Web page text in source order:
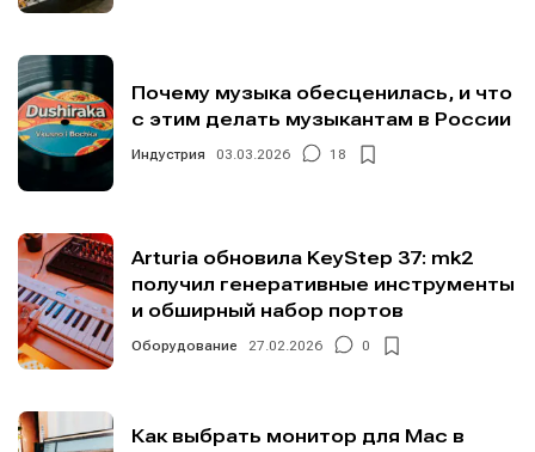
Почему музыка обесценилась, и что
с этим делать музыкантам в России
Индустрия 03.03.2026 18
Arturia обновила KeyStep 37: mk2
получил генеративные инструменты
и обширный набор портов
Оборудование 27.02.2026 0
Как выбрать монитор для Mac в